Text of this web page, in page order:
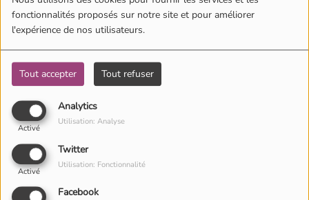
fonctionnalités proposés sur notre site et pour améliorer
l'expérience de nos utilisateurs.
Tout accepter Tout refuser
Analytics
Activé
Utilisation: Analyse
Twitter
Activé
Utilisation: Fonctionnalité
Facebook